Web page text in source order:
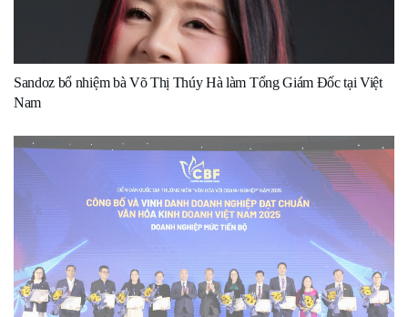
Sandoz bổ nhiệm bà Võ Thị Thúy Hà làm Tổng Giám Đốc tại Việt
Nam